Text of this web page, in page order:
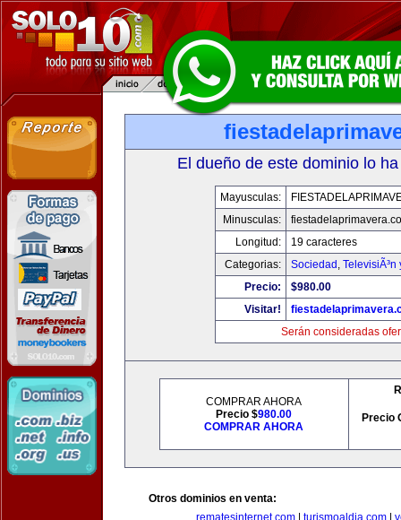
El dueño de este dominio lo
Mayusculas:
Minusculas:
Longitud:
19 caracteres
Categorias:
Sociedad , TelevisiÃ³n
Precio:
$980.00
Visitar!
Serán consideradas
COMPRAR AHORA
Precio $980.00
COMPRAR AHORA
Precio
Otros dominios en venta:
rematesinternet.com| turismoaldia.com|